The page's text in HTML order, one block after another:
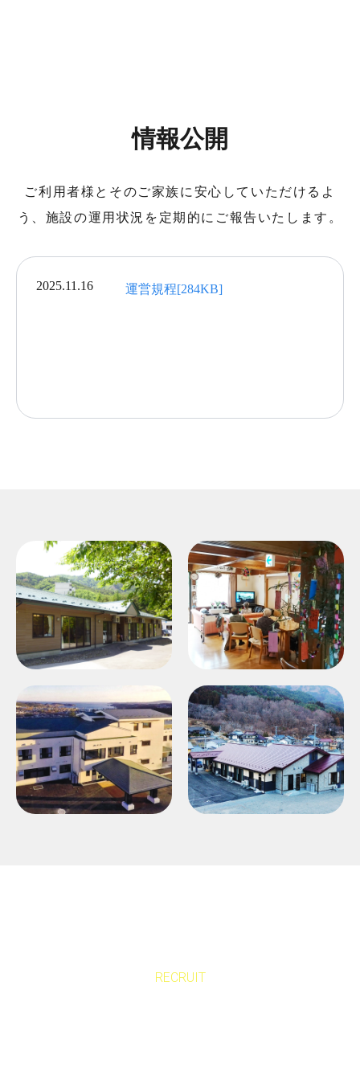
情報公開
ご利用者様とそのご家族に安心していただけるよ
う、施設の運用状況を定期的にご報告いたします。
2025.11.16 運営規程[284KB]
小規模多機能ホーム
「ひまわり」
小規模多機能ホーム
「後ノ入」
RECRUIT